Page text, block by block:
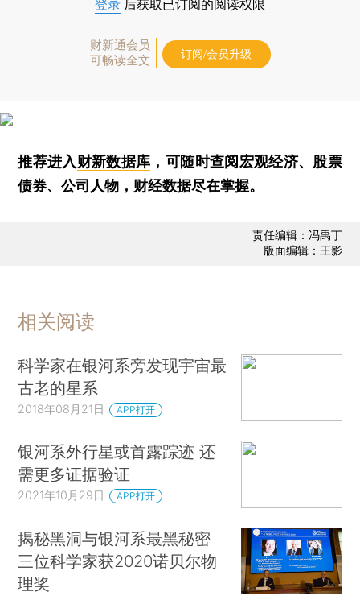
登录 后获取已订阅的阅读权限
财新通会员
可畅读全文
订阅/会员升级
推荐进入财新数据库 ，可随时查阅宏观经济、股票
债券、公司人物，财经数据尽在掌握。
责任编辑：冯禹丁
版面编辑：王影
相关阅读
科学家在银河系旁发现宇宙最
古老的星系
2018年08月21日 APP打开
银河系外行星或首露踪迹 还
需更多证据验证
2021年10月29日 APP打开
揭秘黑洞与银河系最黑秘密
三位科学家获2020诺贝尔物
理奖